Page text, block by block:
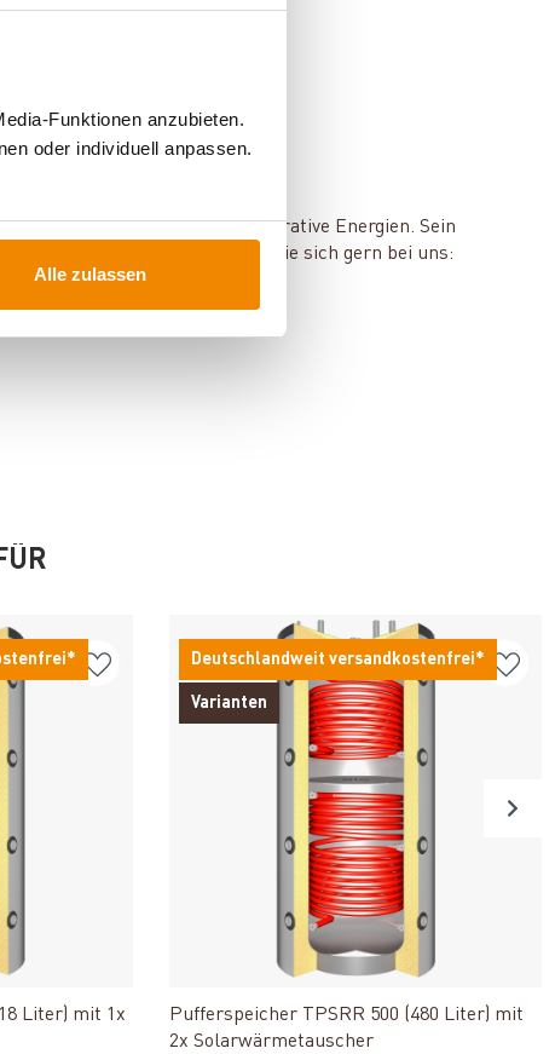
Funktionen anzubieten.
oder individuell anpassen.
Alle zulassen
Speichertechnik und regenerative Energien. Sein
und Services? Dann melden Sie sich gern bei uns:
Liter) mit 1x
Deutschlandweit versandkostenfrei*
Varianten
Produkt ansehen
Pufferspeicher TPSRR 500 (480 Liter) mit
2x Solarwärmetauscher